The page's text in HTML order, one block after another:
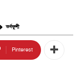
কর্ণফুলী
Pinterest